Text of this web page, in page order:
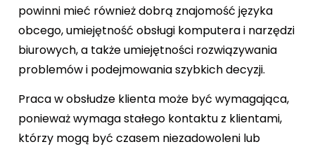
powinni mieć również dobrą znajomość języka
obcego, umiejętność obsługi komputera i narzędzi
biurowych, a także umiejętności rozwiązywania
problemów i podejmowania szybkich decyzji.
Praca w obsłudze klienta może być wymagająca,
ponieważ wymaga stałego kontaktu z klientami,
którzy mogą być czasem niezadowoleni lub